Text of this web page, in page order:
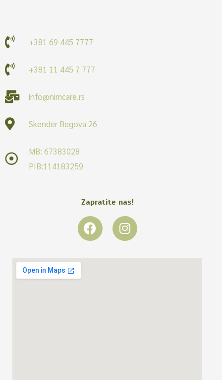
+381 69 445 7777
+381 11 445 7 777
info@nimcare.rs
Skender Begova 26
MB: 67383028
PIB:114183259
Zapratite nas!
F
a
I
n